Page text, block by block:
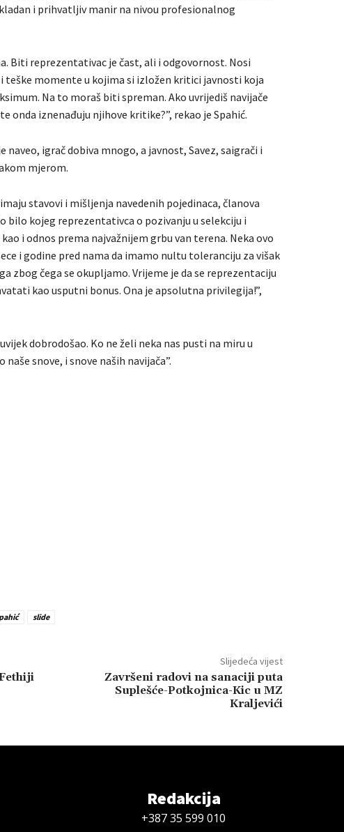
i prihvatljiv manir na nivou profesionalnog
Biti reprezentativac je čast, ali i odgovornost. Nosi
teške momente u kojima si izložen kritici javnosti koja
Na to moraš biti spreman. Ako uvrijediš navijače
onda iznenađuju njihove kritike?”, rekao je Spahić.
naveo, igrač dobiva mnogo, a javnost, Savez, saigrači i
mjerom.
stavovi i mišljenja navedenih pojedinaca, članova
bilo kojeg reprezentativca o pozivanju u selekciju i
i odnos prema najvažnijem grbu van terena. Neka ovo
i godine pred nama da imamo nultu toleranciju za višak
zbog čega se okupljamo. Vrijeme je da se reprezentaciju
kao usputni bonus. Ona je apsolutna privilegija!”,
dobrodošao. Ko ne želi neka nas pusti na miru u
snove, i snove naših navijača”.
slide
Slijedeća vijest
Završeni radovi na sanaciji puta
Suplešće-Potkojnica-Kic u MZ
Kraljevići
Redakcija
+387 35 599 010